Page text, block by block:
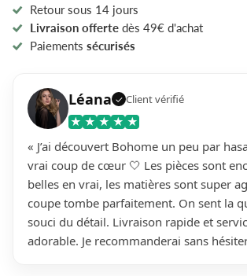
Retour sous 14 jours
Livraison offertedès 49€ d'achat
Paiements sécurisés
Léana ✓ Client vérifié
★ ★ ★ ★ ★
« J’ai découvert Bohome un peu par
vrai coup de cœur 🤍 Les pièces sont
belles en vrai, les matières sont super
coupe tombe parfaitement. On sent la
souci du détail. Livraison rapide et
adorable. Je recommanderai sans